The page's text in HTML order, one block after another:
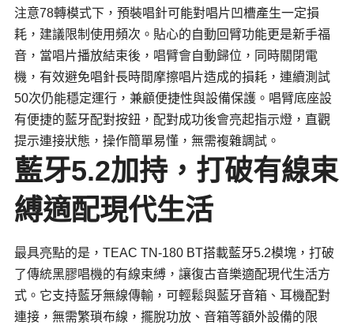
注意78轉模式下，預裝唱針可能對唱片凹槽產生一定損
耗，建議限制使用頻次。貼心的自動回臂功能更是新手福
音，當唱片播放結束後，唱臂會自動歸位，同時關閉電
機，有效避免唱針長時間摩擦唱片造成的損耗，連續測試
50次仍能穩定運行，兼顧便捷性與設備保護。唱臂底座設
有便捷的藍牙配對按鈕，配對成功後會亮起指示燈，直觀
提示連接狀態，操作簡單易懂，無需複雜調試。
藍牙5.2加持，打破有線束
縛適配現代生活
最具亮點的是，TEAC TN-180 BT搭載藍牙5.2模塊，打破
了傳統黑膠唱機的有線束縛，讓復古音樂適配現代生活方
式。它支持藍牙無線傳輸，可輕鬆與藍牙音箱、耳機配對
連接，無需繁瑣布線，擺脫功放、音箱等額外設備的限